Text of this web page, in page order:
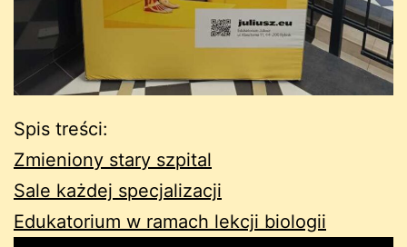
Spis treści:
Zmieniony stary szpital
Sale każdej specjalizacji
Edukatorium w ramach lekcji biologii